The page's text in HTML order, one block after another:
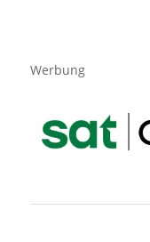
Werbung